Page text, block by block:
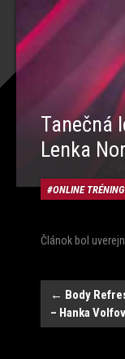
Tanečná
Lenka
ONLINE TRÉNING
Článok bol
Post
navigation
← Body
– Hanka